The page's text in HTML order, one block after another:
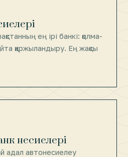
ең ірі банкі: қолма-
қаржыландыру. Ең жақсы
несиелері
адал автонесиелеу